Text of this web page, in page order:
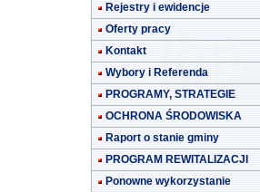
Rejestry i ewidencje
Oferty pracy
Kontakt
Wybory i Referenda
PROGRAMY, STRATEGIE
OCHRONA ŚRODOWISKA
Raport o stanie gminy
PROGRAM REWITALIZACJI
Ponowne wykorzystanie